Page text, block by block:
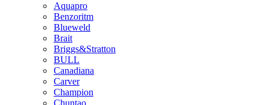
Aquapro
Benzoritm
Blueweld
Brait
Briggs&Stratton
BULL
Canadiana
Carver
Champion
Chuntao